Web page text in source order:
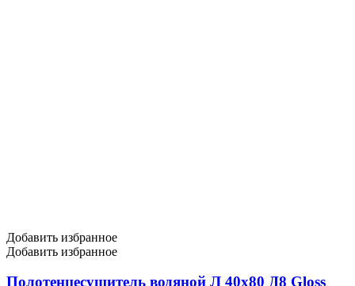
Добавить избранное
Добавить избранное
Полотенцесушитель водяной Л 40х80 Д8 Gloss